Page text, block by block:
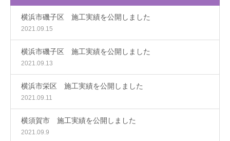
横浜市磯子区 施工実績を公開しました
2021.09.15
横浜市磯子区 施工実績を公開しました
2021.09.13
横浜市栄区 施工実績を公開しました
2021.09.11
横須賀市 施工実績を公開しました
2021.09.9